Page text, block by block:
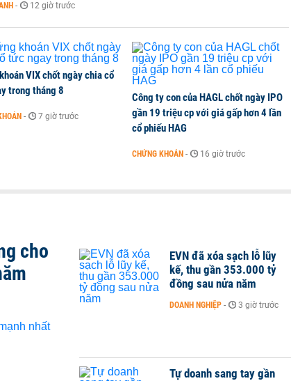
lao động công trình đóng BHXH bắt buộc
- 12 giờ trước
VIX chốt ngày chia cổ
trong tháng 8
- 7 giờ trước
Công ty con của HAGL chốt ngày IPO
gần 19 triệu cp với giá gấp hơn 4 lần
cổ phiếu HAG
CHỨNG KHOÁN - 16 giờ trước
cho
EVN đã xóa sạch lỗ lũy
kế, thu gần 353.000 tỷ
đồng sau nửa năm
DOANH NGHIỆP - 3 giờ trước
Tự doanh sang tay gần